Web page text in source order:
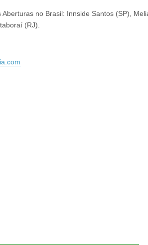
Aberturas no Brasil: Innside Santos (SP),
(RJ).